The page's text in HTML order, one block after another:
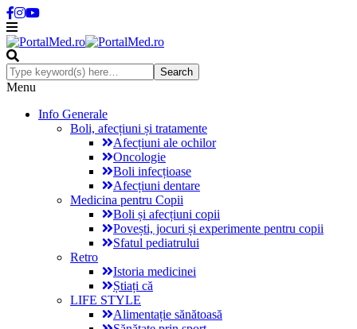
Menu
Info Generale
Boli, afecțiuni și tratamente
Afecțiuni ale ochilor
Oncologie
Boli infecțioase
Afecțiuni dentare
Medicina pentru Copii
Boli și afecțiuni copii
Povești, jocuri și experimente pentru copii
Sfatul pediatrului
Retro
Istoria medicinei
Știați că
LIFE STYLE
Alimentație sănătoasă